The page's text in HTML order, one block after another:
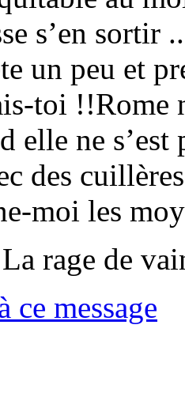
s’en sortir
un peu et
toi !!Rome
elle ne
des
moi les
rage de
ce message